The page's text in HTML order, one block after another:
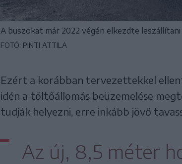
A buszokat már 2022 végén elkezdte
FOTÓ: PINTI ATTILA
Ezért a korábban tervezettekkel
idén a töltőállomás beüzemelése
tudják helyezni, erre inkább jövő
Az új, 8,5 méter